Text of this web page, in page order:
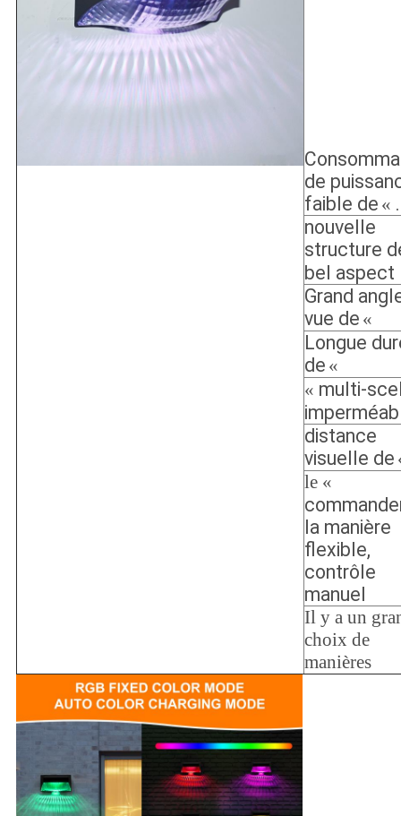
de
faible de « .
nouvelle
structure
bel aspect
Grand
vue de «
Longue
de «
« multi-
distance
visuelle de
le «
la manière
flexible,
contrôle
manuel
Il y a un
choix de
manières